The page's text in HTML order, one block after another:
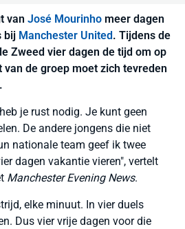
van José Mourinho meer dagen
bij Manchester United. Tijdens de
Zweed vier dagen de tijd om op
van de groep moet zich tevreden
je rust nodig. Je kunt geen
De andere jongens die niet
nationale team geef ik twee
dagen vakantie vieren", vertelt
Manchester Evening News.
elke minuut. In vier duels
Dus vier vrije dagen voor die